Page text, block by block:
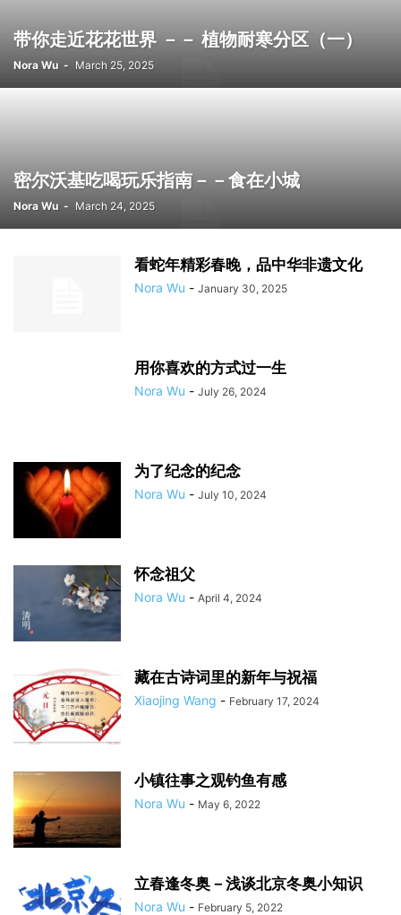
带你走近花花世界 －－ 植物耐寒分区（一）
Nora Wu - March 25, 2025
密尔沃基吃喝玩乐指南－－食在小城
Nora Wu - March 24, 2025
看蛇年精彩春晚，品中华非遗文化
Nora Wu - January 30, 2025
用你喜欢的方式过一生
Nora Wu - July 26, 2024
为了纪念的纪念
Nora Wu - July 10, 2024
怀念祖父
Nora Wu - April 4, 2024
藏在古诗词里的新年与祝福
Xiaojing Wang - February 17, 2024
小镇往事之观钓鱼有感
Nora Wu - May 6, 2022
立春逢冬奥－浅谈北京冬奥小知识
Nora Wu - February 5, 2022